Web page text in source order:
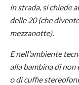
in strada, si chiede
delle 20 (che
mezzanotte).
E nell'ambiente
alla bambina di non
o di cuffie